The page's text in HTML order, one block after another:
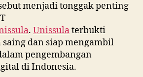
menjadi tonggak penting
. Unissulaterbukti
dan siap mengambil
pengembangan
di Indonesia.